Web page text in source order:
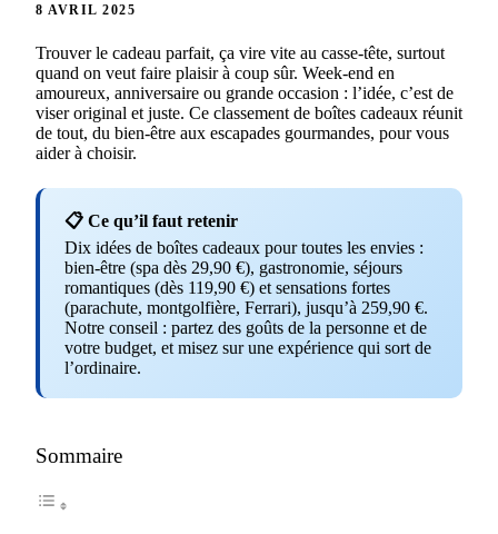
8 AVRIL 2025
Trouver le cadeau parfait, ça vire vite au casse-tête, surtout
quand on veut faire plaisir à coup sûr. Week-end en
amoureux, anniversaire ou grande occasion : l’idée, c’est de
viser original et juste. Ce classement de boîtes cadeaux réunit
de tout, du bien-être aux escapades gourmandes, pour vous
aider à choisir.
📋 Ce qu’il faut retenir
Dix idées de boîtes cadeaux pour toutes les envies :
bien-être (spa dès 29,90 €), gastronomie, séjours
romantiques (dès 119,90 €) et sensations fortes
(parachute, montgolfière, Ferrari), jusqu’à 259,90 €.
Notre conseil : partez des goûts de la personne et de
votre budget, et misez sur une expérience qui sort de
l’ordinaire.
Sommaire